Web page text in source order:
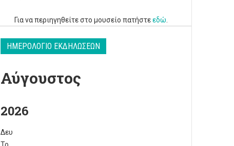
Για να περιηγηθείτε στο μουσείο πατήστεεδώ
ΗΜΕΡΟΛΌΓΙΟ ΕΚΔΗΛΏΣΕΩΝ
Αύγουστος
2026
Δευ